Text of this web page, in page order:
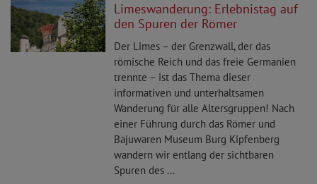
Limeswanderung: Erlebnistag auf
den Spuren der Römer
Der Limes – der Grenzwall, der das
römische Reich und das freie Germanien
trennte – ist das Thema dieser
informativen und unterhaltsamen
Wanderung für alle Altersgruppen! Nach
einer Führung durch das Römer und
Bajuwaren Museum Burg Kipfenberg
wandern wir entlang der sichtbaren
Spuren des ...